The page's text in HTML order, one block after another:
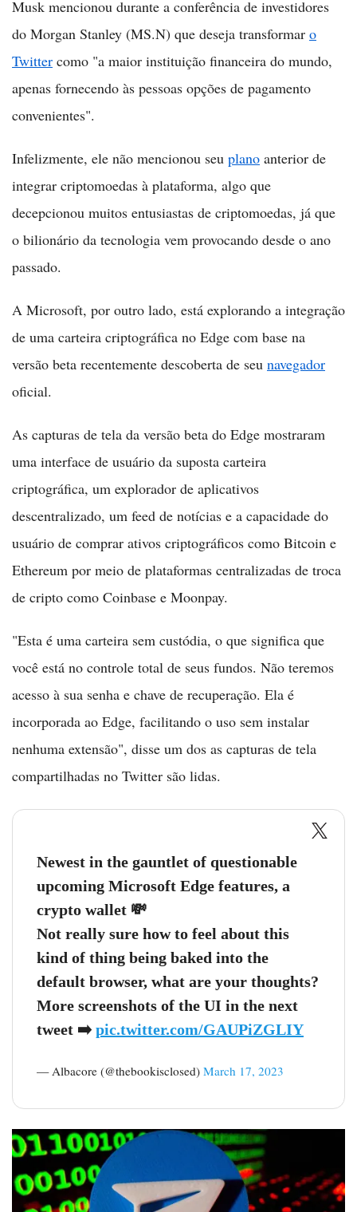
Musk mencionou durante a conferência de investidores
do Morgan Stanley (MS.N) que deseja transformar o
Twitter como "a maior instituição financeira do mundo,
apenas fornecendo às pessoas opções de pagamento
convenientes".
Infelizmente, ele não mencionou seu plano anterior de
integrar criptomoedas à plataforma, algo que
decepcionou muitos entusiastas de criptomoedas, já que
o bilionário da tecnologia vem provocando desde o ano
passado.
A Microsoft, por outro lado, está explorando a integração
de uma carteira criptográfica no Edge com base na
versão beta recentemente descoberta de seu navegador
oficial.
As capturas de tela da versão beta do Edge mostraram
uma interface de usuário da suposta carteira
criptográfica, um explorador de aplicativos
descentralizado, um feed de notícias e a capacidade do
usuário de comprar ativos criptográficos como Bitcoin e
Ethereum por meio de plataformas centralizadas de troca
de cripto como Coinbase e Moonpay.
"Esta é uma carteira sem custódia, o que significa que
você está no controle total de seus fundos. Não teremos
acesso à sua senha e chave de recuperação. Ela é
incorporada ao Edge, facilitando o uso sem instalar
nenhuma extensão", disse um dos as capturas de tela
compartilhadas no Twitter são lidas.
Newest in the gauntlet of questionable
upcoming Microsoft Edge features, a
crypto wallet 💸
Not really sure how to feel about this
kind of thing being baked into the
default browser, what are your thoughts?
More screenshots of the UI in the next
tweet ➡️ pic.twitter.com/GAUPiZGLIY
— Albacore (@thebookisclosed) March 17, 2023